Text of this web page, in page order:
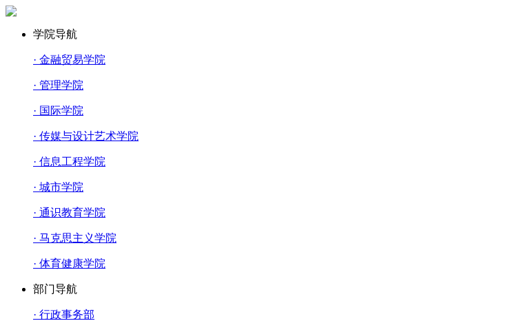
学院导航
· 金融贸易学院
· 管理学院
· 国际学院
· 传媒与设计艺术学院
· 信息工程学院
· 城市学院
· 通识教育学院
· 马克思主义学院
· 体育健康学院
部门导航
· 行政事务部